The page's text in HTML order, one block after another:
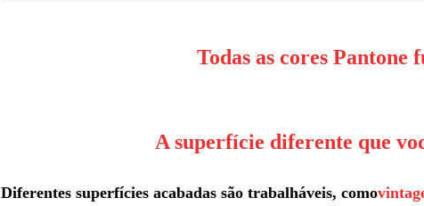
Todas as cores Pantone
A superfície diferente que
Diferentes superfícies acabadas são trabalháveis, como